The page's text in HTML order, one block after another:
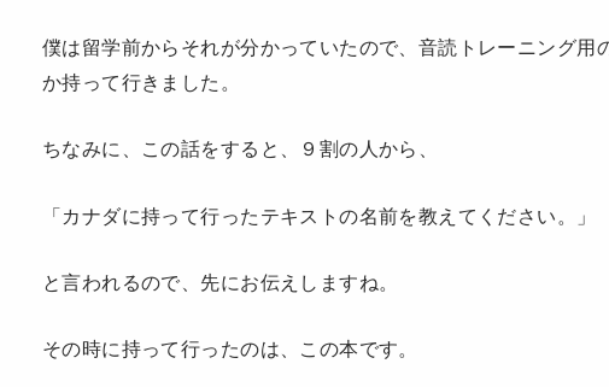
僕は留学前からそれが分かっていたので、音読トレーニング用
か持って行きました。
ちなみに、この話をすると、９割の人から、
「カナダに持って行ったテキストの名前を教えてください。」
と言われるので、先にお伝えしますね。
その時に持って行ったのは、この本です。